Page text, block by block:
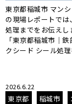
東京都稲城市 マン
の現場レポートで
処理までをお伝え
「東京都稲城市｜
クシード シール処
2026.6.22
東京都 稲城市